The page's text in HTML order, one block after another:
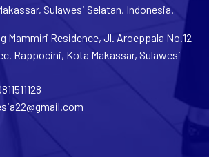
Sulawesi Selatan, Indonesia.
Mammiri Residence, Jl. Aroeppala No.12
Rappocini, Kota Makassar, Sulawesi